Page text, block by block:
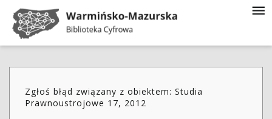
Zgłoś błąd związany z obiektem: Studia
Prawnoustrojowe 17, 2012